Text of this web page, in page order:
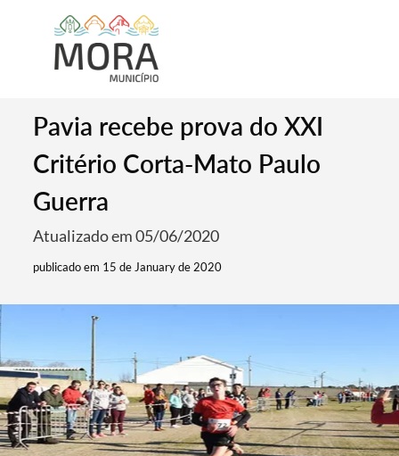
Pavia recebe prova do XXI
Critério Corta-Mato Paulo
Guerra
Atualizado em 05/06/2020
publicado em 15 de January de 2020